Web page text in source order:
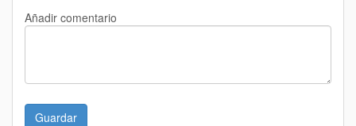
Añadir comentario
Guardar